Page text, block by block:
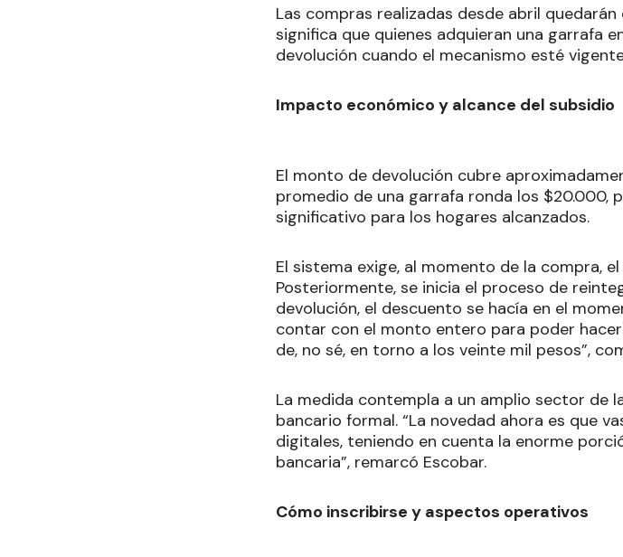
Las compras realizadas desde abril
significa que quienes adquieran una garrafa
devolución cuando el mecanismo esté
Impacto económico y alcance del subsidio
El monto de devolución cubre
promedio de una garrafa ronda los $20.000,
significativo para los hogares alcanzados.
El sistema exige, al momento de la compra,
Posteriormente, se inicia el proceso de
devolución, el descuento se hacía en el
contar con el monto entero para poder
de, no sé, en torno a los veinte mil pesos”,
La medida contempla a un amplio sector de
bancario formal. “La novedad ahora es que
digitales, teniendo en cuenta la enorme
bancaria”, remarcó Escobar.
Cómo inscribirse y aspectos operativos